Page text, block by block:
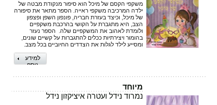
משקפי הקסם של מיכל הוא סיפור מנקודת מבטה של
ילדה המרכיבה משקפי ראייה.‏ הספר מתאר את סיפורה
של מיכל, וכיצד בעזרת חבריה, פונפון השפן ופצפון
הצב, היא מתגברת ‏על הקושי בהרכבת משקפיים
ולומדת לאהוב את המשקפיים שלה. ‏ הספר נעזר
בהומור ויצירתיות ככלים להתגברות על קשיים שונים,
ומסייע לילד לגלות את הצדדים ‏החיוביים בכל מצב.‏
למידע
נוסף
מיוחד
נמרוד נידל ועטרה איציקזון נידל